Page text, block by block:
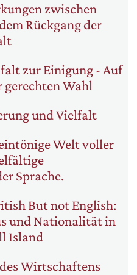
zwischen
Rückgang der
zur Einigung - Auf
gerechten Wahl
und Vielfalt
Welt voller
Sprache.
But not English:
und Nationalität in
Island
Wirtschaftens